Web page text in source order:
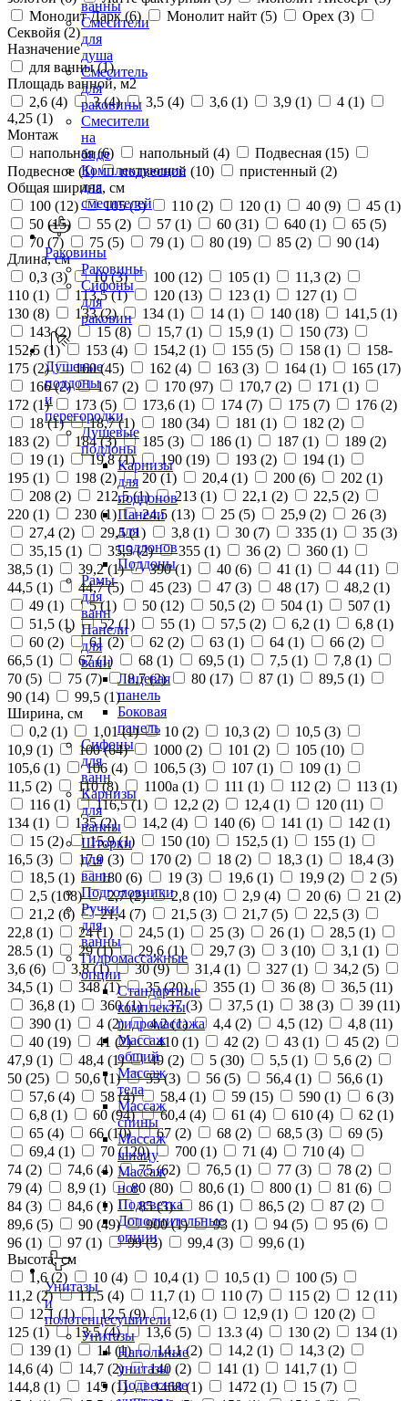
ванны
Смесители
для
душа
Смеситель
для
раковины
Смесители
на
биде
Комплектующие
для
смесителей
Раковины
Раковины
Сифоны
для
раковин
Душевые
поддоны
и
перегородки
Душевые
поддоны
Карнизы
для
поддонов
Панели
для
поддонов
Поддоны
Рамы
для
ванн
Панели
для
ванн
Лицевая
панель
Боковая
панель
Сифоны
для
ванн
Карнизы
для
ванны
Шторки
для
ванн
Подголовники
Ручки
для
ванны
Гидромассажные
опции
Стандартные
комплекты
гидромассажа
Массаж
общий
Массаж
тела
Массаж
спины
Массаж
шиацу
Массаж
ног
Подсветка
Дополнительные
опции
Унитазы
и
полотенцесушители
Унитазы
Напольные
унитазы
Подвесные
Монолит Дарк (6) Монолит найт (5) Орех (3)
Секвойя (2)
Назначение
для ванны (1)
Площадь ванной, м2
2,6 (4) 3 (4) 3,5 (4) 3,6 (1) 3,9 (1) 4 (1)
4,25 (1)
Монтаж
напольная (6) напольный (4) Подвесная (15)
Подвесное (1) подвесной (10) пристенный (2)
Общая ширина, см
100 (12) 105 (3) 110 (2) 120 (1) 40 (9) 45 (1)
50 (15) 55 (2) 57 (1) 60 (31) 640 (1) 65 (5)
70 (7) 75 (5) 79 (1) 80 (19) 85 (2) 90 (14)
Длина, см
0,3 (3) 10 (3) 100 (12) 105 (1) 11,3 (2)
110 (1) 113,5 (1) 120 (13) 123 (1) 127 (1)
130 (8) 133 (2) 134 (1) 14 (1) 140 (18) 141,5 (1)
143 (2) 15 (8) 15,7 (1) 15,9 (1) 150 (73)
152,5 (1) 153 (4) 154,2 (1) 155 (5) 158 (1)
158-
175 (2) 160 (45) 162 (4) 163 (3) 164 (1) 165 (17)
166 (2) 167 (2) 170 (97) 170,7 (2) 171 (1)
172 (1) 173 (5) 173,6 (1) 174 (7) 175 (7) 176 (2)
18 (1) 18,7 (1) 180 (34) 181 (1) 182 (2)
183 (2) 184 (3) 185 (3) 186 (1) 187 (1) 189 (2)
19 (1) 19,8 (1) 190 (19) 193 (2) 194 (1)
195 (1) 198 (2) 20 (1) 20,4 (1) 200 (6) 202 (1)
208 (2) 212,5 (1) 213 (1) 22,1 (2) 22,5 (2)
220 (1) 230 (1) 24,5 (13) 25 (5) 25,9 (2) 26 (3)
27,4 (2) 29,5 (1) 3,8 (1) 30 (7) 335 (1) 35 (3)
35,15 (1) 35,5 (2) 355 (1) 36 (2) 360 (1)
38,5 (1) 39,2 (1) 390 (1) 40 (6) 41 (1) 44 (11)
44,5 (1) 44,7 (5) 45 (23) 47 (3) 48 (17) 48,2 (1)
49 (1) 5 (1) 50 (12) 50,5 (2) 504 (1) 507 (1)
51,5 (1) 52 (1) 55 (1) 57,5 (2) 6,2 (1) 6,8 (1)
60 (2) 61 (2) 62 (2) 63 (1) 64 (1) 66 (2)
66,5 (1) 67 (1) 68 (1) 69,5 (1) 7,5 (1) 7,8 (1)
70 (5) 75 (7) 8,7 (2) 80 (17) 87 (1) 89,5 (1)
90 (14) 99,5 (1)
Ширина, см
0,2 (1) 1,01 (1) 10 (2) 10,3 (2) 10,5 (3)
10,9 (1) 100 (64) 1000 (2) 101 (2) 105 (10)
105,6 (1) 106 (4) 106,5 (3) 107 (1) 109 (1)
11,5 (2) 110 (8) 1100а (1) 111 (1) 112 (2) 113 (1)
116 (1) 116,5 (1) 12,2 (2) 12,4 (1) 120 (11)
134 (1) 135 (2) 14,2 (4) 140 (6) 141 (1) 142 (1)
15 (2) 15,9 (1) 150 (10) 152,5 (1) 155 (1)
16,5 (3) 17,9 (3) 170 (2) 18 (2) 18,3 (1) 18,4 (3)
18,5 (1) 180 (6) 19 (3) 19,6 (1) 19,9 (2) 2 (5)
2,5 (108) 2,7 (2) 2,8 (10) 2,9 (4) 20 (6) 21 (2)
21,2 (6) 21,4 (7) 21,5 (3) 21,7 (5) 22,5 (3)
22,8 (1) 24 (1) 24,5 (1) 25 (3) 26 (1) 28,5 (1)
28.5 (1) 29 (1) 29,6 (1) 29,7 (3) 3 (10) 3,1 (1)
3,6 (6) 3,8 (1) 30 (9) 31,4 (1) 327 (1) 34,2 (5)
34,5 (1) 348 (1) 35 (20) 355 (1) 36 (8) 36,5 (11)
36,8 (1) 360 (1) 37 (3) 37,5 (1) 38 (3) 39 (11)
390 (1) 4 (2) 4,2 (1) 4,4 (2) 4,5 (12) 4,8 (11)
40 (19) 41 (2) 410 (1) 42 (2) 43 (1) 45 (2)
47,9 (1) 48,4 (1) 49 (2) 5 (30) 5,5 (1) 5,6 (2)
50 (25) 50,6 (1) 55 (3) 56 (5) 56,4 (1) 56,6 (1)
57,6 (4) 58 (4) 58,4 (1) 59 (15) 590 (1) 6 (3)
6,8 (1) 60 (94) 60,4 (4) 61 (4) 610 (4) 62 (1)
65 (4) 66 (10) 67 (2) 68 (2) 68,5 (3) 69 (5)
69,4 (1) 70 (120) 700 (1) 71 (4) 710 (4)
74 (2) 74,6 (4) 75 (62) 76,5 (1) 77 (3) 78 (2)
79 (4) 8,9 (1) 80 (80) 80,6 (1) 800 (1) 81 (6)
84 (3) 84,6 (1) 85 (3) 86 (1) 86,5 (2) 87 (2)
89,6 (5) 90 (49) 900 (1) 93 (1) 94 (5) 95 (6)
96 (1) 97 (1) 99 (3) 99,4 (3) 99,6 (1)
Высота, см
1,6 (2) 10 (4) 10,4 (1) 10,5 (1) 100 (5)
11,2 (2) 11,5 (4) 11,7 (1) 110 (7) 115 (2) 12 (11)
12,1 (1) 12,5 (9) 12,6 (1) 12,9 (1) 120 (2)
125 (1) 13,5 (4) 13,6 (5) 13.3 (4) 130 (2) 134 (1)
139 (1) 14 (1) 14,1 (2) 14,2 (1) 14,3 (2)
14,6 (4) 14,7 (2) 140 (2) 141 (1) 141,7 (1)
144,8 (1) 145 (1) 1468 (1) 1472 (1) 15 (7)